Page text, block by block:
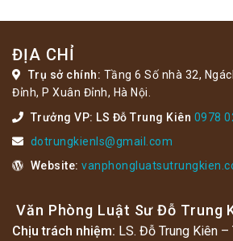
ĐỊA CHỈ
Trụ sở chính: Tầng 6 Số nhà 32,
Đỉnh, P Xuân Đỉnh, Hà Nội.
Trưởng VP: LS Đỗ Trung Kiên 0978
dotrungkienls@gmail.com
Website:
Văn Phòng Luật Sư Đỗ Trung
Chịu trách nhiệm: LS. Đỗ Trung Kiên